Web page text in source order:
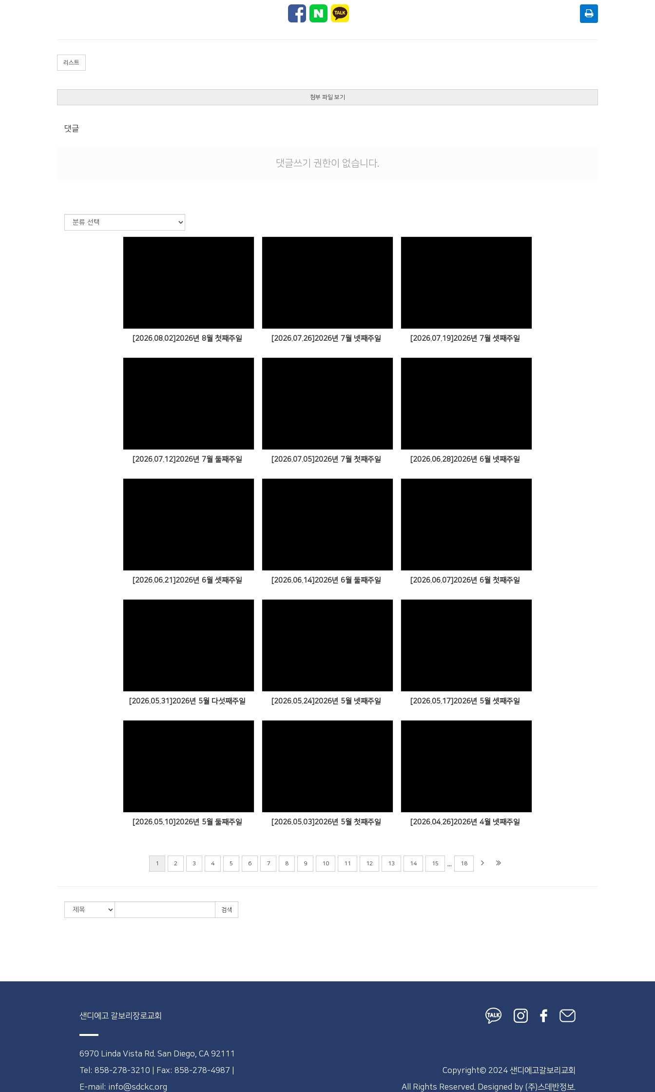
리스트
첨부 파일 보기
댓글
댓글쓰기 권한이 없습니다.
[2026.08.02]2026년 8월 첫째주일 [2026.07.26]2026년 7월 넷째주일 [2026.07.19]2026년 7월 셋째주일
[2026.07.12]2026년 7월 둘째주일 [2026.07.05]2026년 7월 첫째주일 [2026.06.28]2026년 6월 넷째주일
[2026.06.21]2026년 6월 셋째주일 [2026.06.14]2026년 6월 둘째주일 [2026.06.07]2026년 6월 첫째주일
[2026.05.31]2026년 5월 다섯째주일 [2026.05.24]2026년 5월 넷째주일 [2026.05.17]2026년 5월 셋째주일
[2026.05.10]2026년 5월 둘째주일 [2026.05.03]2026년 5월 첫째주일 [2026.04.26]2026년 4월 넷째주일
1 2 3 4 5 6 7 8 9 10 11 12 13 14 15 ... 18
검색
샌디에고 갈보리장로교회
6970 Linda Vista Rd. San Diego, CA 92111
Tel: 858-278-3210
Fax: 858-278-4987
E-mail: info@sdckc.org
Copyright© 2024 샌디에고갈보리교회
All Rights Reserved. Designed by(주)스데반정보.